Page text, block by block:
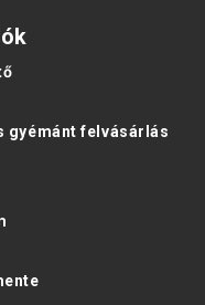
gyémánt felvásárlás